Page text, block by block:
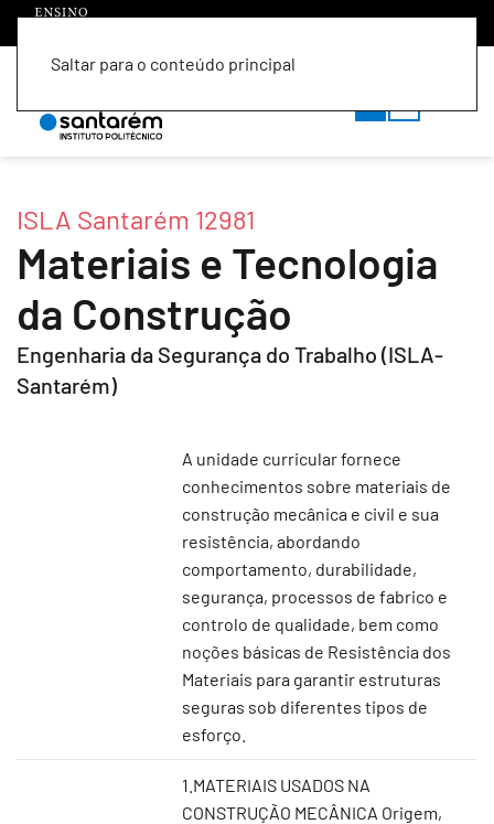
Saltar para o conteúdo principal
ISLA Santarém 12981
Materiais e Tecnologia
da Construção
Engenharia da Segurança do Trabalho (ISLA-
Santarém)
A unidade curricular fornece
conhecimentos sobre materiais de
construção mecânica e civil e sua
resistência, abordando
comportamento, durabilidade,
segurança, processos de fabrico e
controlo de qualidade, bem como
noções básicas de Resistência dos
Materiais para garantir estruturas
seguras sob diferentes tipos de
esforço.
1.MATERIAIS USADOS NA
CONSTRUÇÃO MECÂNICA Origem,